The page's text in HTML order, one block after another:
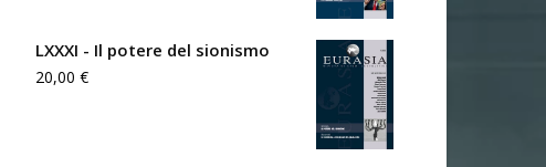
LXXXI - Il potere del sionismo
20,00 €